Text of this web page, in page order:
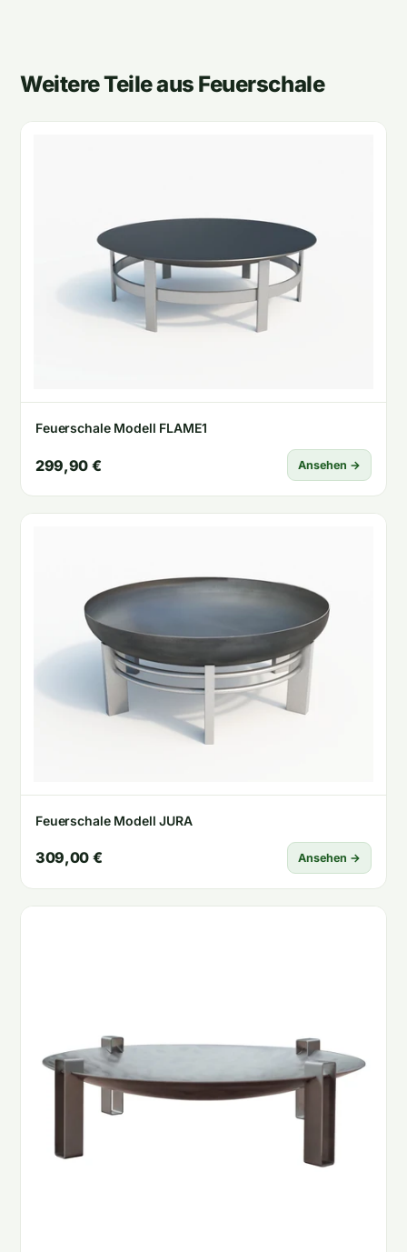
Weitere Teile aus Feuerschale
Feuerschale Modell FLAME1
299,90 € Ansehen →
Feuerschale Modell JURA
309,00 € Ansehen →